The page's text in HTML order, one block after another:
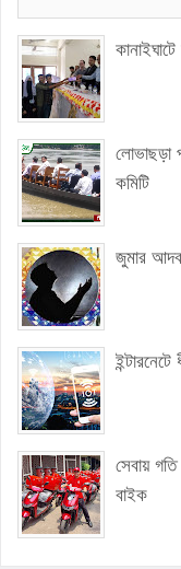
লোভাছড়া
কমিটি
জুমার আদব
সেবায়
বাইক